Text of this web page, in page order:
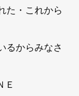
た・これから
るからみなさ